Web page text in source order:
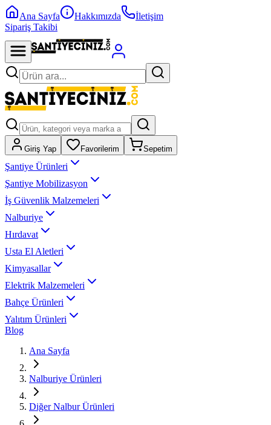
Ana Sayfa Hakkımızda
İletişim
Sipariş Takibi
Giriş Yap Favorilerim Sepetim
Şantiye Ürünleri
Şantiye Mobilizasyon
İş Güvenlik Malzemeleri
Nalburiye
Hırdavat
Usta El Aletleri
Kimyasallar
Elektrik Malzemeleri
Bahçe Ürünleri
Yalıtım Ürünleri
Blog
Ana Sayfa
Nalburiye Ürünleri
Diğer Nalbur Ürünleri